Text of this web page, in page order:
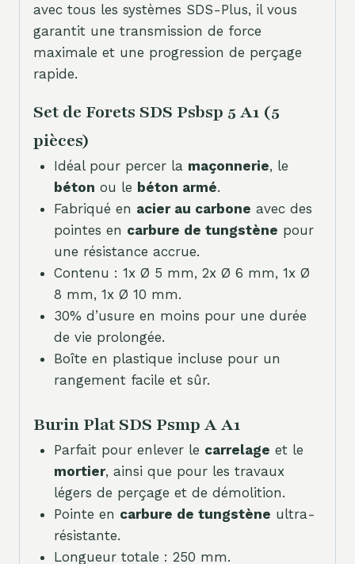
avec tous les systèmes SDS-Plus, il vous
garantit une transmission de force
maximale et une progression de perçage
rapide.
Set de Forets SDS Psbsp 5 A1 (5
pièces)
Idéal pour percer la maçonnerie, le
béton ou le béton armé.
Fabriqué en acier au carbone avec des
pointes en carbure de tungstène pour
une résistance accrue.
Contenu : 1x Ø 5 mm, 2x Ø 6 mm, 1x Ø
8 mm, 1x Ø 10 mm.
30% d’usure en moins pour une durée
de vie prolongée.
Boîte en plastique incluse pour un
rangement facile et sûr.
Burin Plat SDS Psmp A A1
Parfait pour enlever le carrelage et le
mortier, ainsi que pour les travaux
légers de perçage et de démolition.
Pointe en carbure de tungstène ultra-
résistante.
Longueur totale : 250 mm.